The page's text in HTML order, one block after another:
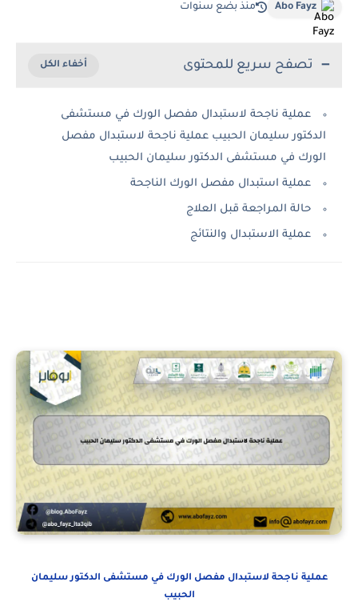
Abo Fayz منذ بضع سنوات
تصفح سريع للمحتوى
عملية ناجحة لاستبدال مفصل الورك في مستشفى
الدكتور سليمان الحبيب عملية ناجحة لاستبدال مفصل
الورك في مستشفى الدكتور سليمان الحبيب
عملية استبدال مفصل الورك الناجحة
حالة المراجعة قبل العلاج
عملية الاستبدال والنتائج
عملية ناجحة لاستبدال مفصل الورك في مستشفى الدكتور سليمان
الحبيب